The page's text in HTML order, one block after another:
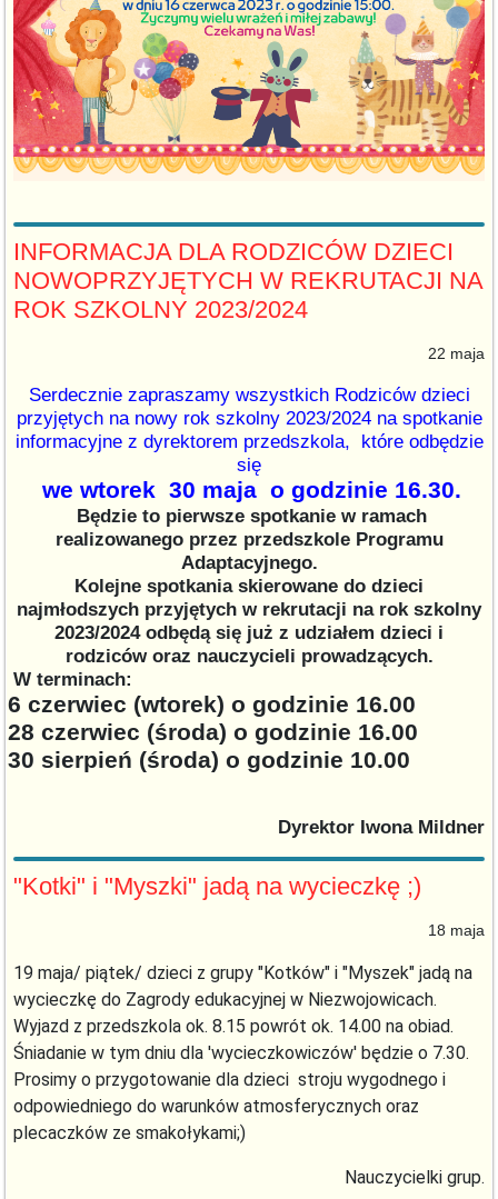
INFORMACJA DLA RODZICÓW DZIECI
NOWOPRZYJĘTYCH W REKRUTACJI NA
ROK SZKOLNY 2023/2024
22 maja
Serdecznie zapraszamy wszystkich Rodziców dzieci
przyjętych na nowy rok szkolny 2023/2024 na spotkanie
informacyjne z dyrektorem przedszkola, które odbędzie
się
we wtorek 30 maja o godzinie 16.30.
Będzie to pierwsze spotkanie w ramach
realizowanego przez przedszkole Programu
Adaptacyjnego.
Kolejne spotkania skierowane do dzieci
najmłodszych przyjętych w rekrutacji na rok szkolny
2023/2024 odbędą się już z udziałem dzieci i
rodziców oraz nauczycieli prowadzących.
W terminach:
6 czerwiec (wtorek) o godzinie 16.00
28 czerwiec (środa) o godzinie 16.00
30 sierpień (środa) o godzinie 10.00
Dyrektor Iwona Mildner
"Kotki" i "Myszki" jadą na wycieczkę ;)
18 maja
19 maja/ piątek/ dzieci z grupy "Kotków" i "Myszek" jadą na
wycieczkę do Zagrody edukacyjnej w Niezwojowicach.
Wyjazd z przedszkola ok. 8.15 powrót ok. 14.00 na obiad.
Śniadanie w tym dniu dla 'wycieczkowiczów' będzie o 7.30.
Prosimy o przygotowanie dla dzieci stroju wygodnego i
odpowiedniego do warunków atmosferycznych oraz
plecaczków ze smakołykami;)
Nauczycielki grup.